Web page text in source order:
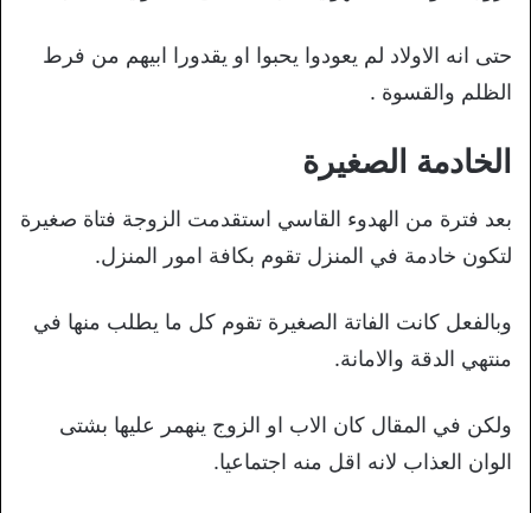
حتى انه الاولاد لم يعودوا يحبوا او يقدورا ابيهم من فرط
الظلم والقسوة .
الخادمة الصغيرة
بعد فترة من الهدوء القاسي استقدمت الزوجة فتاة صغيرة
لتكون خادمة في المنزل تقوم بكافة امور المنزل.
وبالفعل كانت الفاتة الصغيرة تقوم كل ما يطلب منها في
منتهي الدقة والامانة.
ولكن في المقال كان الاب او الزوج ينهمر عليها بشتى
الوان العذاب لانه اقل منه اجتماعيا.